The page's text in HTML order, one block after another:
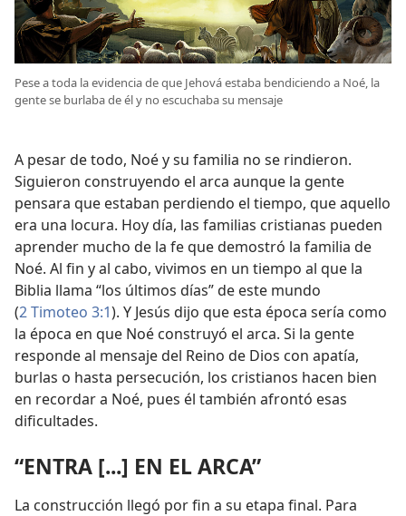
Pese a toda la evidencia de que Jehová estaba bendiciendo a Noé, la
gente se burlaba de él y no escuchaba su mensaje
A pesar de todo, Noé y su familia no se rindieron.
Siguieron construyendo el arca aunque la gente
pensara que estaban perdiendo el tiempo, que aquello
era una locura. Hoy día, las familias cristianas pueden
aprender mucho de la fe que demostró la familia de
Noé. Al fin y al cabo, vivimos en un tiempo al que la
Biblia llama “los últimos días” de este mundo
(2 Timoteo 3:1). Y Jesús dijo que esta época sería como
la época en que Noé construyó el arca. Si la gente
responde al mensaje del Reino de Dios con apatía,
burlas o hasta persecución, los cristianos hacen bien
en recordar a Noé, pues él también afrontó esas
dificultades.
“ENTRA [...] EN EL ARCA”
La construcción llegó por fin a su etapa final. Para